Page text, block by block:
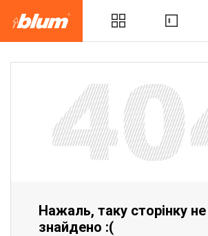
Нажаль, таку сторінку не
знайдено :(